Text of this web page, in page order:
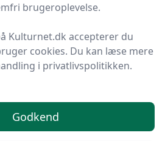
Møbler Sidebord
- 167 på lager
og elegant møbelstykke, er
af moderne boligindretning.
brugeroplevelse.
Kulturnet.dk accepterer du
cookies. Du kan læse mere
i privatlivspolitikken.
Godkend